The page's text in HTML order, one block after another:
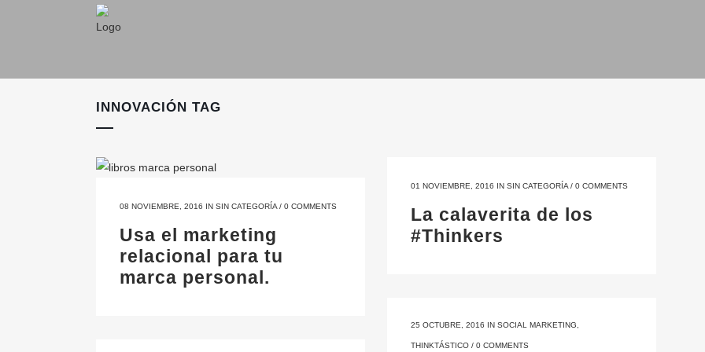
INNOVACIÓN TAG
08 NOVIEMBRE, 2016 IN SIN CATEGORÍA / 0 COMMENTS
Usa el marketing
relacional para tu
marca personal.
01 NOVIEMBRE, 2016 IN SIN CATEGORÍA / 0 COMMENTS
La calaverita de los
#Thinkers
25 OCTUBRE, 2016 IN SOCIAL MARKETING
THINKTÁSTICO / 0 COMMENTS